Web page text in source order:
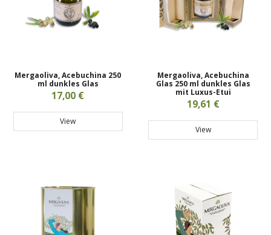
Mergaoliva, Acebuchina 250
ml dunkles Glas
17,00 €
View
Mergaoliva, Acebuchina
Glas 250 ml dunkles Glas
mit Luxus-Etui
19,61 €
View